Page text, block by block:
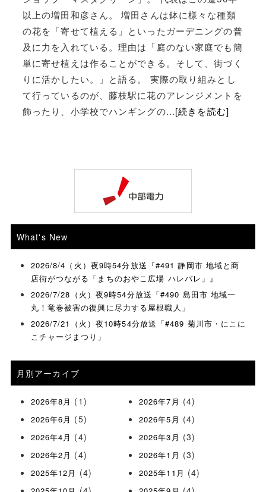
以上の増田和彦さん。 増田さんは鉢に様々な種類
の花を「寄せて植える」といったガーデニングの普
及に力を入れている。理由は「庭のない家庭でも簡
単に寄せ植えは作ることができる。そして、街づく
りに活かしたい。」と語る。 実際の取り組みとし
て行っているのが、藤枝駅に花のアレンジメントを
飾ったり、小学校でハンギングの...[続きを読む]
What's New
2026/8/4（火）夜9時54分放送『#491 静岡市 地域と商
店街がつながる「まちのおやこ広場 ハレバレ」』
2026/7/28（火）夜9時54分放送「#490 島田市 地域一
丸！竜巻被害の復興に尽力する屋根職人」
2026/7/21（火）夜10時54分放送「#489 菊川市・にこに
こチャージまつり」
月別アーカイブ
2026年8月 (1) 2026年7月 (4)
2026年6月 (5) 2026年5月 (4)
2026年4月 (4) 2026年3月 (3)
2026年2月 (4) 2026年1月 (3)
2025年12月 (4) 2025年11月 (4)